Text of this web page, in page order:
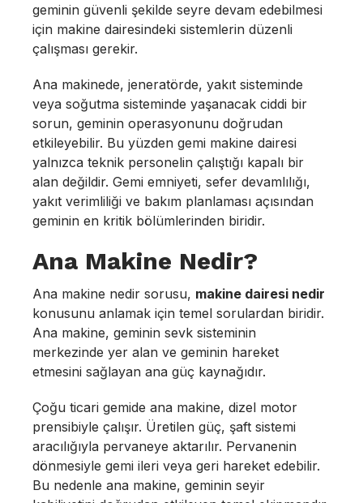
geminin güvenli şekilde seyre devam edebilmesi
için makine dairesindeki sistemlerin düzenli
çalışması gerekir.
Ana makinede, jeneratörde, yakıt sisteminde
veya soğutma sisteminde yaşanacak ciddi bir
sorun, geminin operasyonunu doğrudan
etkileyebilir. Bu yüzden gemi makine dairesi
yalnızca teknik personelin çalıştığı kapalı bir
alan değildir. Gemi emniyeti, sefer devamlılığı,
yakıt verimliliği ve bakım planlaması açısından
geminin en kritik bölümlerinden biridir.
Ana Makine Nedir?
Ana makine nedir sorusu, makine dairesi nedir
konusunu anlamak için temel sorulardan biridir.
Ana makine, geminin sevk sisteminin
merkezinde yer alan ve geminin hareket
etmesini sağlayan ana güç kaynağıdır.
Çoğu ticari gemide ana makine, dizel motor
prensibiyle çalışır. Üretilen güç, şaft sistemi
aracılığıyla pervaneye aktarılır. Pervanenin
dönmesiyle gemi ileri veya geri hareket edebilir.
Bu nedenle ana makine, geminin seyir